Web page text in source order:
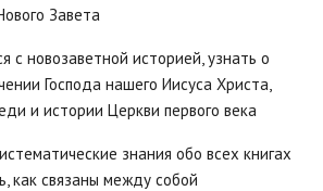
Завета
с новозаветной историей, узнать о
Господа нашего Иисуса Христа,
и истории Церкви первого века
знания обо всех книгах
как связаны между собой